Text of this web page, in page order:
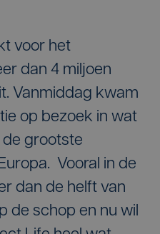
voor het
dan 4 miljoen
Vanmiddag kwam
op bezoek in wat
de grootste
Vooral in de
dan de helft van
de schop en nu wil